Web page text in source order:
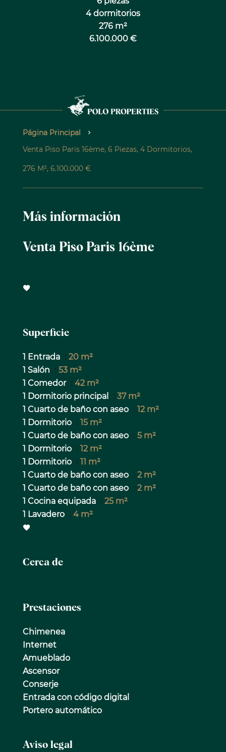
4 dormitorios
276 m²
6.100.000 €
Página Principal
Venta Piso Paris 16ème, 6 Piezas, 4 Dormitorios,
276 M², 6.100.000 €
Más información
Venta Piso Paris 16ème
Superficie
1 Entrada
20 m²
1 Salón
53 m²
1 Comedor
42 m²
1 Dormitorio principal
37 m²
1 Cuarto de baño con aseo
12 m²
1 Dormitorio
15 m²
1 Cuarto de baño con aseo
5 m²
1 Dormitorio
12 m²
1 Dormitorio
11 m²
1 Cuarto de baño con aseo
2 m²
1 Cuarto de baño con aseo
2 m²
1 Cocina equipada
25 m²
1 Lavadero
4 m²
Cerca de
Prestaciones
Chimenea
Internet
Amueblado
Ascensor
Conserje
Entrada con código digital
Portero automático
Aviso legal